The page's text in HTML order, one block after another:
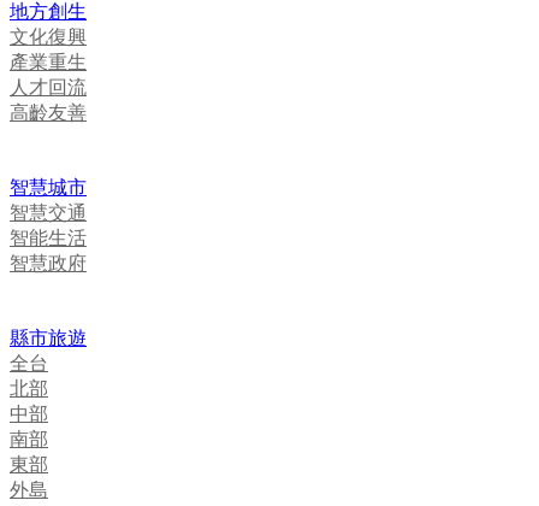
地方創生
文化復興
產業重生
人才回流
高齡友善
智慧城市
智慧交通
智能生活
智慧政府
縣市旅遊
全台
北部
中部
南部
東部
外島